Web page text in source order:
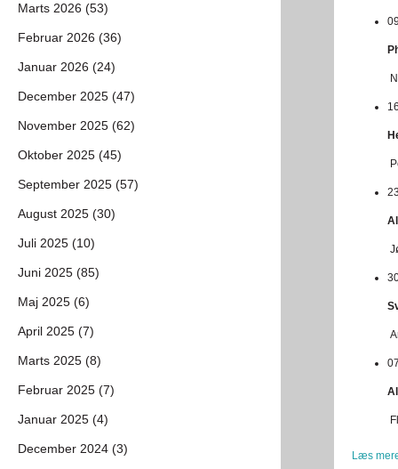
Læs
Marts 2026 (53)
Februar 2026 (36)
Januar 2026 (24)
December 2025 (47)
November 2025 (62)
Oktober 2025 (45)
September 2025 (57)
August 2025 (30)
Juli 2025 (10)
Juni 2025 (85)
Maj 2025 (6)
April 2025 (7)
Marts 2025 (8)
Februar 2025 (7)
Januar 2025 (4)
December 2024 (3)